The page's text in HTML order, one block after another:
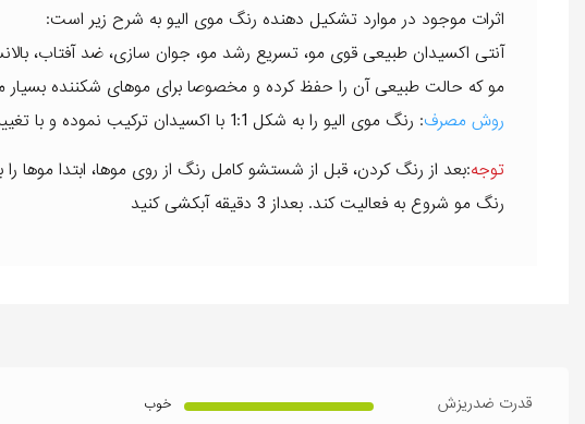
اثرات موجود در موارد تشکیل دهنده رنگ موی الیو به شرح زیر است:
آنتی اکسیدان طبیعی قوی مو، تسریع رشد مو، جوان سازی، ضد آفتاب،
مو که حالت طبیعی آن را حفظ کرده و مخصوصا برای موهای شکننده
روش مصرف: رنگ موی الیو را به شکل 1:1 با اکسیدان ترکیب نموده و با تغییر قدرت اکسیدان، می توان تم های متفاوت رنگ را تولید نمود.
توجه:بعد از رنگ کردن، قبل از شستشو کامل رنگ از روی موها، ابتدا موها
رنگ مو شروع به فعالیت کند. بعداز 3 دقیقه آبکشی کنید
قدرت ضدریزش خوب